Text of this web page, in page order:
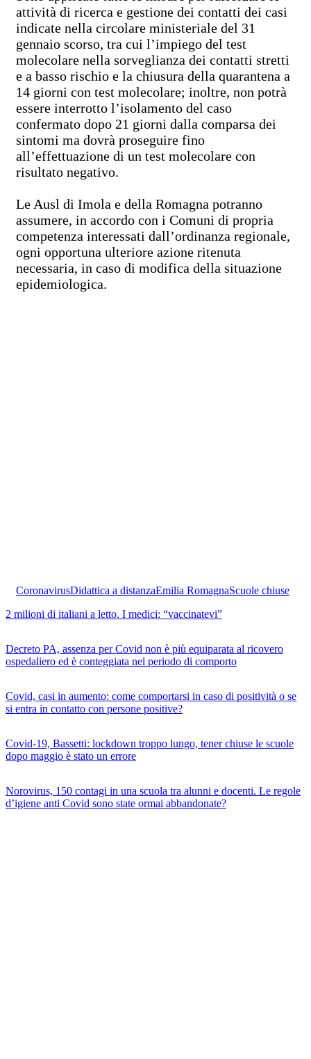
attività di ricerca e gestione dei contatti dei casi
indicate nella circolare ministeriale del 31
gennaio scorso, tra cui l’impiego del test
molecolare nella sorveglianza dei contatti stretti
e a basso rischio e la chiusura della quarantena a
14 giorni con test molecolare; inoltre, non potrà
essere interrotto l’isolamento del caso
confermato dopo 21 giorni dalla comparsa dei
sintomi ma dovrà proseguire fino
all’effettuazione di un test molecolare con
risultato negativo.
Le Ausl di Imola e della Romagna potranno
assumere, in accordo con i Comuni di propria
competenza interessati dall’ordinanza regionale,
ogni opportuna ulteriore azione ritenuta
necessaria, in caso di modifica della situazione
epidemiologica.
CoronavirusDidattica a distanzaEmilia RomagnaScuole chiuse
2 milioni di italiani a letto. I medici: “vaccinatevi”
Decreto PA, assenza per Covid non è più equiparata al ricovero
ospedaliero ed è conteggiata nel periodo di comporto
Covid, casi in aumento: come comportarsi in caso di positività o se
si entra in contatto con persone positive?
Covid-19, Bassetti: lockdown troppo lungo, tener chiuse le scuole
dopo maggio è stato un errore
Norovirus, 150 contagi in una scuola tra alunni e docenti. Le regole
d’igiene anti Covid sono state ormai abbandonate?